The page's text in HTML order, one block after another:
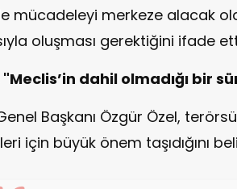
mücadeleyi merkeze alacak
oluşması gerektiğini ifade
"Meclis’in dahil olmadığı bir
Başkanı Özgür Özel,
için büyük önem taşıdığını